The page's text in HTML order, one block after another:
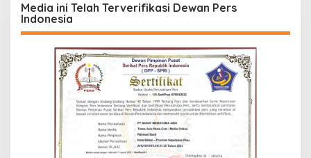
Media ini Telah Terverifikasi Dewan Pers
Indonesia